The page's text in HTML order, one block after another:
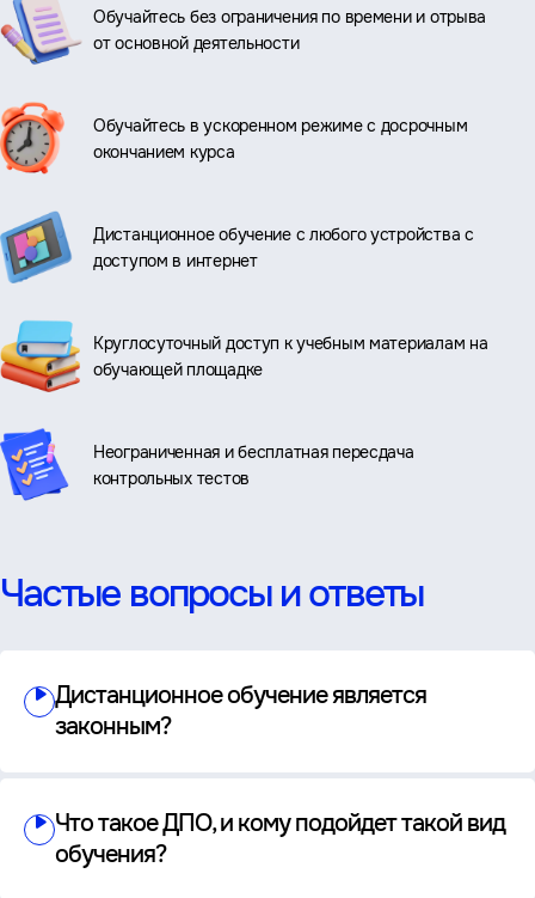
Обучайтесь без ограничения по времени и отрыва
от основной деятельности
Обучайтесь в ускоренном режиме с досрочным
окончанием курса
Дистанционное обучение с любого устройства с
доступом в интернет
Круглосуточный доступ к учебным материалам на
обучающей площадке
Неограниченная и бесплатная пересдача
контрольных тестов
Частые вопросы и ответы
Дистанционное обучение является
законным?
Что такое ДПО, и кому подойдет такой вид
обучения?